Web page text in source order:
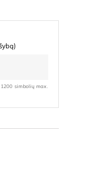
1200 simbolių max.